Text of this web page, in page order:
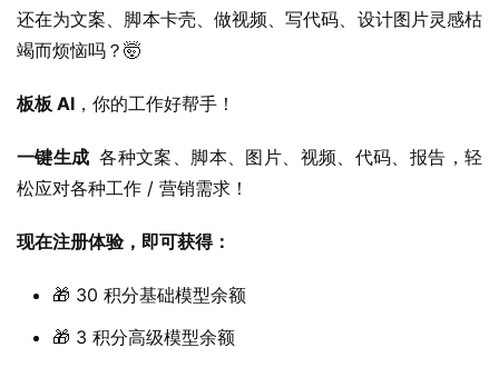
还在为文案、脚本卡壳、做视频、写代码、设计图片灵感枯
竭而烦恼吗？🤯
板板 AI ，你的工作好帮手！
一键生成 各种文案、脚本、图片、视频、代码、报告，轻
松应对各种工作 / 营销需求！
现在注册体验，即可获得：
🎁 30 积分基础模型余额
🎁 3 积分高级模型余额